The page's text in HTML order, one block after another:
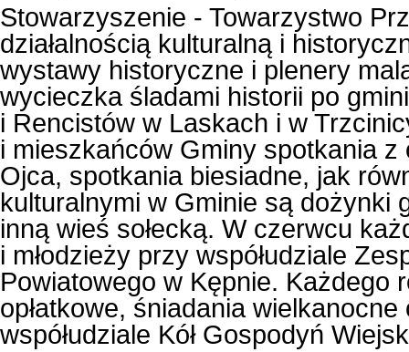
Stowarzyszenie - Towarzystwo
działalnością kulturalną i
wystawy historyczne i plenery
wycieczka śladami historii po
i Rencistów w Laskach i w
i mieszkańców Gminy spotkania
Ojca, spotkania biesiadne, jak
kulturalnymi w Gminie są dożynki
inną wieś sołecką. W czerwcu
i młodzieży przy współudziale
Powiatowego w Kępnie. Każdego
opłatkowe, śniadania
współudziale Kół Gospodyń